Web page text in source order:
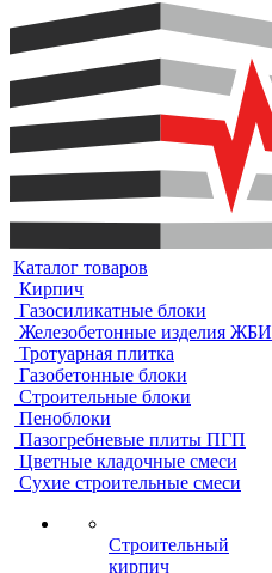
Каталог товаров
Кирпич
Газосиликатные блоки
Железобетонные изделия ЖБИ
Тротуарная плитка
Газобетонные блоки
Строительные блоки
Пеноблоки
Пазогребневые плиты ПГП
Цветные кладочные смеси
Сухие строительные смеси
Строительный
кирпич